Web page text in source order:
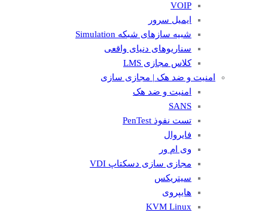
VOIP
ایمیل سرور
شبیه سازهای شبکه Simulation
سناریوهای دنیای واقعی
کلاس مجازی LMS
امنیت و ضد هک | مجازی سازی
امنیت و ضد هک
SANS
تست نفوذ PenTest
فایروال
وی ام ور
مجازی سازی دسکتاپ VDI
سیتریکس
هایپروی
KVM Linux